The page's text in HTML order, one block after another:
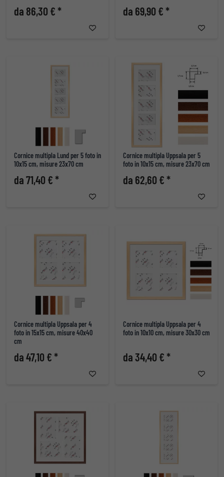
da 86,30 € * da 69,90 € *
Cornice multipla Lund per 5 foto in
10x15 cm, misure 23x70 cm
da 71,40 € *
Cornice multipla Uppsala per 5
foto in 10x15 cm, misure 23x70 cm
da 62,60 € *
Cornice multipla Uppsala per 4
foto in 15x15 cm, misure 40x40
cm
da 47,10 € *
Cornice multipla Uppsala per 4
foto in 10x10 cm, misure 30x30 cm
da 34,40 € *